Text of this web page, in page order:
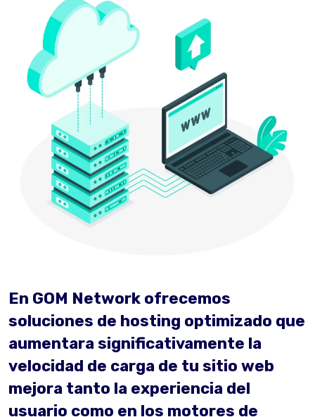
En GOM Network ofrecemos
soluciones de hosting optimizado que
aumentara significativamente la
velocidad de carga de tu sitio web
mejora tanto la experiencia del
usuario como en los motores de